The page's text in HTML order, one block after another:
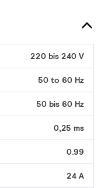
220 bis 240 V
50 to 60 Hz
50 bis 60 Hz
0,25 ms
0.99
24 A